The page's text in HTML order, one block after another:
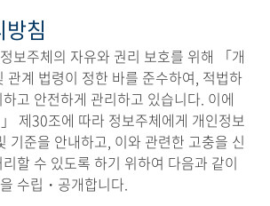
침
보주체의 자유와 권리 보호를 위해 「개
관계 법령이 정한 바를 준수하여, 적법하
고 안전하게 관리하고 있습니다. 이에
」 제30조에 따라 정보주체에게 개인정보
기준을 안내하고, 이와 관련한 고충을 신
할 수 있도록 하기 위하여 다음과 같이
수립・공개합니다.